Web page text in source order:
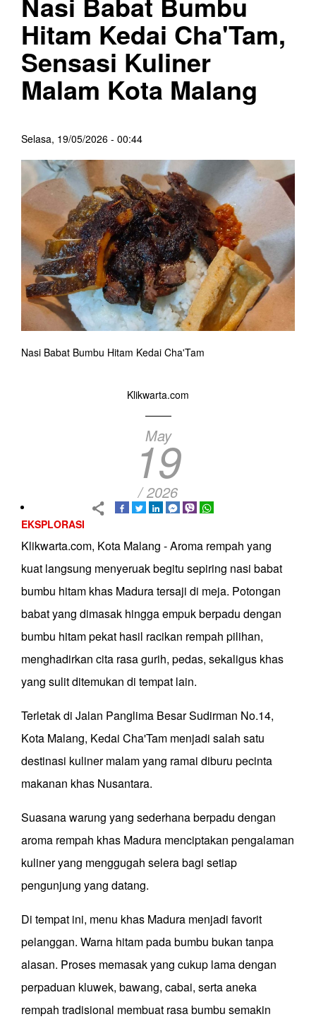
Hitam Kedai Cha'Tam,
Sensasi Kuliner
Malam Kota Malang
Selasa, 19/05/2026 - 00:44
Nasi Babat Bumbu Hitam Kedai Cha'Tam
Klikwarta.com
May
19
/ 2026
EKSPLORASI
Klikwarta.com, Kota Malang - Aroma rempah yang
kuat langsung menyeruak begitu sepiring nasi babat
bumbu hitam khas Madura tersaji di meja. Potongan
babat yang dimasak hingga empuk berpadu dengan
bumbu hitam pekat hasil racikan rempah pilihan,
menghadirkan cita rasa gurih, pedas, sekaligus khas
yang sulit ditemukan di tempat lain.
Terletak di Jalan Panglima Besar Sudirman No.14,
Kota Malang, Kedai Cha'Tam menjadi salah satu
destinasi kuliner malam yang ramai diburu pecinta
makanan khas Nusantara.
Suasana warung yang sederhana berpadu dengan
aroma rempah khas Madura menciptakan pengalaman
kuliner yang menggugah selera bagi setiap
pengunjung yang datang.
Di tempat ini, menu khas Madura menjadi favorit
pelanggan. Warna hitam pada bumbu bukan tanpa
alasan. Proses memasak yang cukup lama dengan
perpaduan kluwek, bawang, cabai, serta aneka
rempah tradisional membuat rasa bumbu semakin